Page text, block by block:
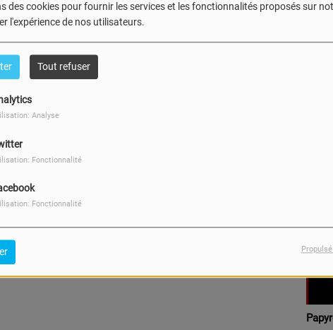
des cookies pour fournir les services et les fonctionnalités proposés sur
l'expérience de nos utilisateurs.
Tout refuser
Analyse
Fonctionnalité
Fonctionnalité
avecCharlie Winston
des extraits musicaux au programme !